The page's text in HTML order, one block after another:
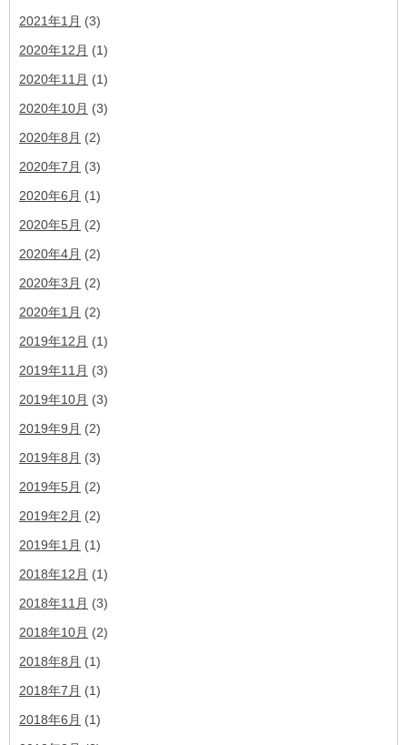
2021年1月 (3)
2020年12月 (1)
2020年11月 (1)
2020年10月 (3)
2020年8月 (2)
2020年7月 (3)
2020年6月 (1)
2020年5月 (2)
2020年4月 (2)
2020年3月 (2)
2020年1月 (2)
2019年12月 (1)
2019年11月 (3)
2019年10月 (3)
2019年9月 (2)
2019年8月 (3)
2019年5月 (2)
2019年2月 (2)
2019年1月 (1)
2018年12月 (1)
2018年11月 (3)
2018年10月 (2)
2018年8月 (1)
2018年7月 (1)
2018年6月 (1)